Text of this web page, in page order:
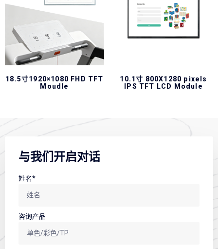
18.5寸1920×1080 FHD TFT
Moudle
10.1寸 800X1280 pixels
IPS TFT LCD Module
与我们开启对话
姓名*
咨询产品